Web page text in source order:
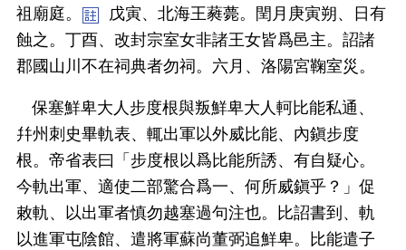
祖廟庭。
戊寅、北海王蕤薨。閏月庚寅朔、日有
蝕之。丁酉、改封宗室女非諸王女皆爲邑主。詔諸
郡國山川不在祠典者勿祠。六月、洛陽宮鞠室災。
保塞鮮卑大人步度根與叛鮮卑大人軻比能私通、
幷州刺史畢軌表、輒出軍以外威比能、內鎭步度
根。帝省表曰「步度根以爲比能所誘、有自疑心。
今軌出軍、適使二部驚合爲一、何所威鎭乎？」促
敕軌、以出軍者慎勿越塞過句注也。比詔書到、軌
以進軍屯陰館、遣將軍蘇尚董弼追鮮卑。比能遣子